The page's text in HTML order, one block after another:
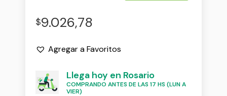
$9.026,78
Agregar a Favoritos
Llega hoy en Rosario
COMPRANDO ANTES DE LAS 17 HS (LUN A
VIER)